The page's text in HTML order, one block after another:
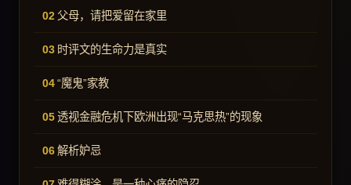
父母，请把爱留在家里
时评文的生命力是真实
“魔鬼”家教
透视金融危机下欧洲出现“马克思热”的现象
解析妒忌